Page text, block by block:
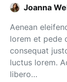
Joanna
Aenean
lorem et pede
consequat
luctus lorem.
libero…